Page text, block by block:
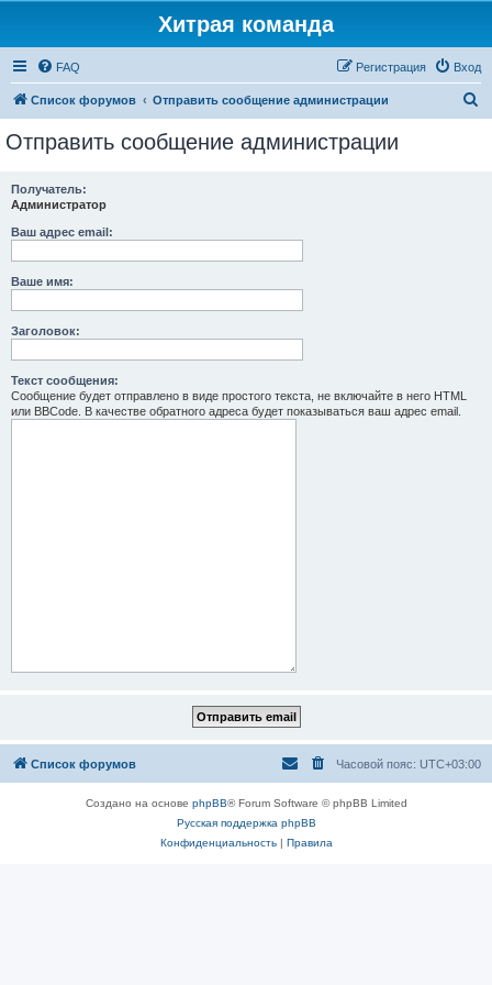
Хитрая команда
FAQ Вход
Регистрация
Список форумов Отправить сообщение администрации
Отправить сообщение администрации
Получатель:
Администратор
Ваш адрес email:
Ваше имя:
Заголовок:
Текст сообщения:
Сообщение будет отправлено в виде простого текста, не включайте в него HTML
или BBCode. В качестве обратного адреса будет показываться ваш адрес email.
Список форумов Часовой пояс: UTC+03:00
Создано на основе phpBB® Forum Software © phpBB Limited
Русская поддержка phpBB
Конфиденциальность| Правила